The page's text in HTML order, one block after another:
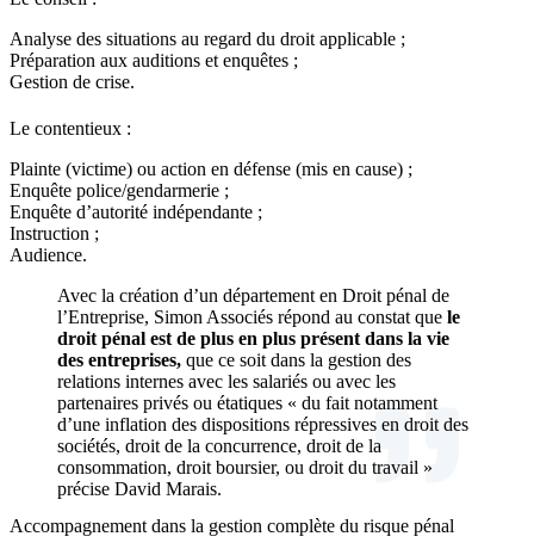
Analyse des situations au regard du droit applicable ;
Préparation aux auditions et enquêtes ;
Gestion de crise.
Le contentieux :
Plainte (victime) ou action en défense (mis en cause) ;
Enquête police/gendarmerie ;
Enquête d’autorité indépendante ;
Instruction ;
Audience.
Avec la création d’un département en Droit pénal de
l’Entreprise, Simon Associés répond au constat que le
droit pénal est de plus en plus présent dans la vie
des entreprises, que ce soit dans la gestion des
relations internes avec les salariés ou avec les
partenaires privés ou étatiques « du fait notamment
d’une inflation des dispositions répressives en droit des
sociétés, droit de la concurrence, droit de la
consommation, droit boursier, ou droit du travail »
précise David Marais.
Accompagnement dans la gestion complète du risque pénal